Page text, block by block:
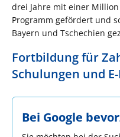
drei Jahre mit einer
Programm gefördert und
Bayern und Tschechien
Fortbildung für
Schulungen und
Bei Google